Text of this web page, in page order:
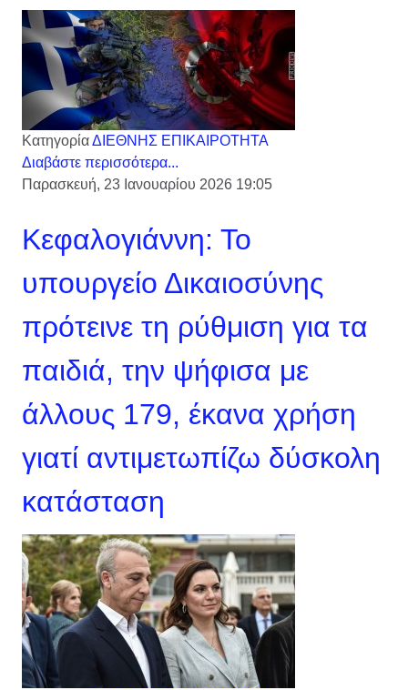
ΚατηγορίαΔΙΕΘΝΗΣ ΕΠΙΚΑΙΡΟΤΗΤΑ
Διαβάστε περισσότερα...
Παρασκευή, 23 Ιανουαρίου 2026 19:05
Κεφαλογιάννη: Το
υπουργείο Δικαιοσύνης
πρότεινε τη ρύθμιση για τα
παιδιά, την ψήφισα με
άλλους 179, έκανα χρήση
γιατί αντιμετωπίζω δύσκολη
κατάσταση